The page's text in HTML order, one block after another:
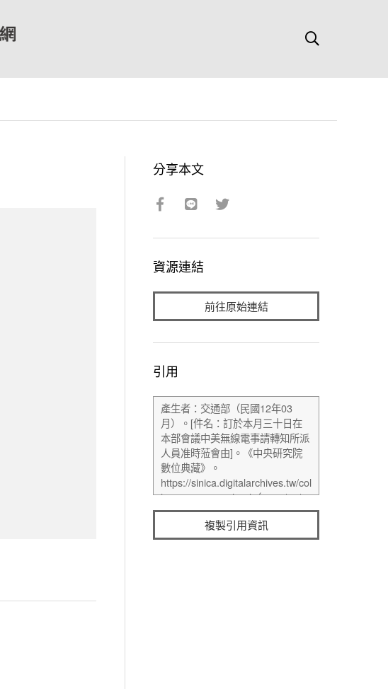
分享本文
資源連結
前往原始連結
引用
複製引用資訊